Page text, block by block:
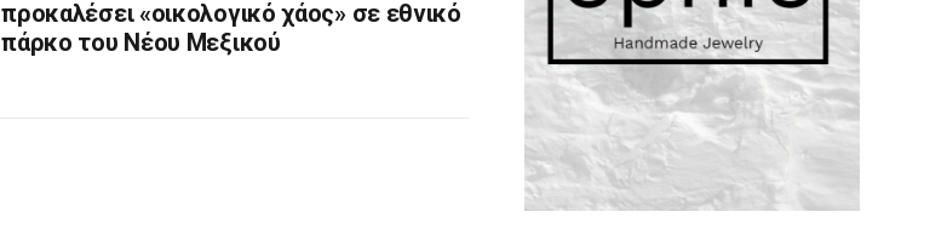
προκαλέσει «οικολογικό χάος» σε εθνικό
πάρκο του Νέου Μεξικού